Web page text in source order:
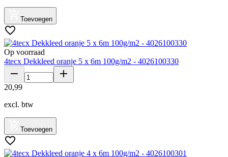
Toevoegen
Op voorraad
4tecx Dekkleed oranje 5 x 6m 100g/m2 - 4026100330
20,99
excl. btw
Toevoegen